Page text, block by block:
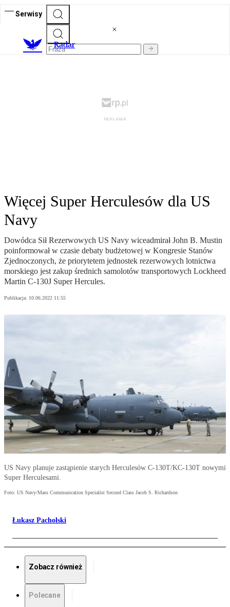
Serwisy
Radar
Więcej Super Herculesów dla US
Navy
Dowódca Sił Rezerwowych US Navy wiceadmirał John B. Mustin
poinformował w czasie debaty budżetowej w Kongresie Stanów
Zjednoczonych, że priorytetem jednostek rezerwowych lotnictwa
morskiego jest zakup średnich samolotów transportowych Lockheed
Martin C-130J Super Hercules.
Publikacja: 10.06.2022 11:55
US Navy planuje zastąpienie starych Herculesów C-130T/KC-130T nowymi
Super Herculesami.
Foto: US Navy/Mass Communication Specialist Second Class Jacob S. Richardson
Łukasz Pacholski
Zobacz również
Polecane